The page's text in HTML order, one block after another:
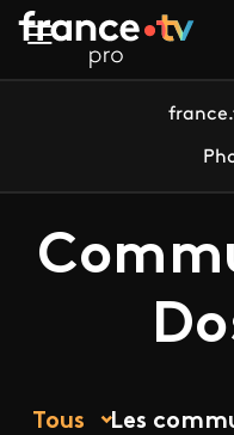
Aller au contenu principal
Tous Les